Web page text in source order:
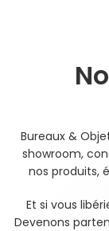
Bureaux &
showroom,
nos produits,
Et si vous
Devenons